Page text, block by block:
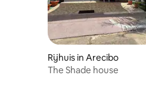
Rijhuis in Arecibo
The Shade house